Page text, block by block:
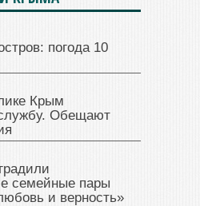
погода 10
Крым
Обещают
семейные пары
и верность»